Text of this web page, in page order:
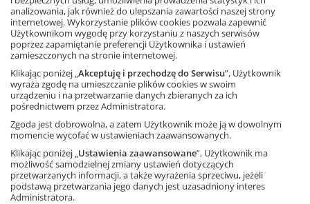
Matlandia. Klasa 6
157 dostępnych przez internet
animowanych zadań z matematyki dla 6
klasy szkoły podstawowej.
Program komputerowy
Dostęp online
Zobacz
Matlandia. Klasa 7
339 dostępnych przez internet
Ta strona używa plików cookies.
Akceptuję
Dowiedz się więcej
analizowania, jak również do ulepszania zawartości naszej strony
internetowej. Wykorzystanie plików cookies pozwala zapewnić
Użytkownikom wygodę przy korzystaniu z naszych serwisów
poprzez zapamiętanie preferencji Użytkownika i ustawień
zamieszczonych na stronie internetowej.
Klikając poniżej „Akceptuję i przechodzę do Serwisu”, Użytkownik
wyraża zgodę na umieszczanie plików cookies w swoim
urządzeniu i na przetwarzanie danych zbieranych za ich
pośrednictwem przez Administratora.
Zgoda jest dobrowolna, a zatem Użytkownik może ją w dowolnym
momencie wycofać w ustawieniach zaawansowanych.
Klikając poniżej „Ustawienia zaawansowane”, Użytkownik ma
możliwość samodzielnej zmiany ustawień dotyczących
przetwarzanych informacji, a także wyrażenia sprzeciwu, jeżeli
podstawą przetwarzania jego danych jest uzasadniony interes
Administratora.